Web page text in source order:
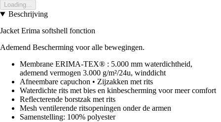
Loading...
Beschrijving
Jacket Erima softshell fonction
Ademend Bescherming voor alle bewegingen.
Membrane ERIMA-TEX® : 5.000 mm waterdichtheid,
ademend vermogen 3.000 g/m²/24u, winddicht
Afneembare capuchon • Zijzakken met rits
Waterdichte rits met bies en kinbescherming voor meer comfort
Reflecterende borstzak met rits
Mesh ventilerende ritsopeningen onder de armen
Samenstelling: 100% polyester